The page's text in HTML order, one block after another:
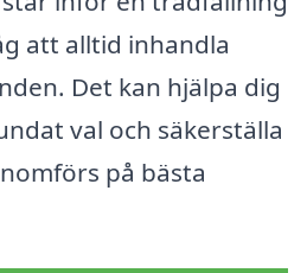
att alltid inhandla
Det kan hjälpa dig
val och säkerställa
på bästa